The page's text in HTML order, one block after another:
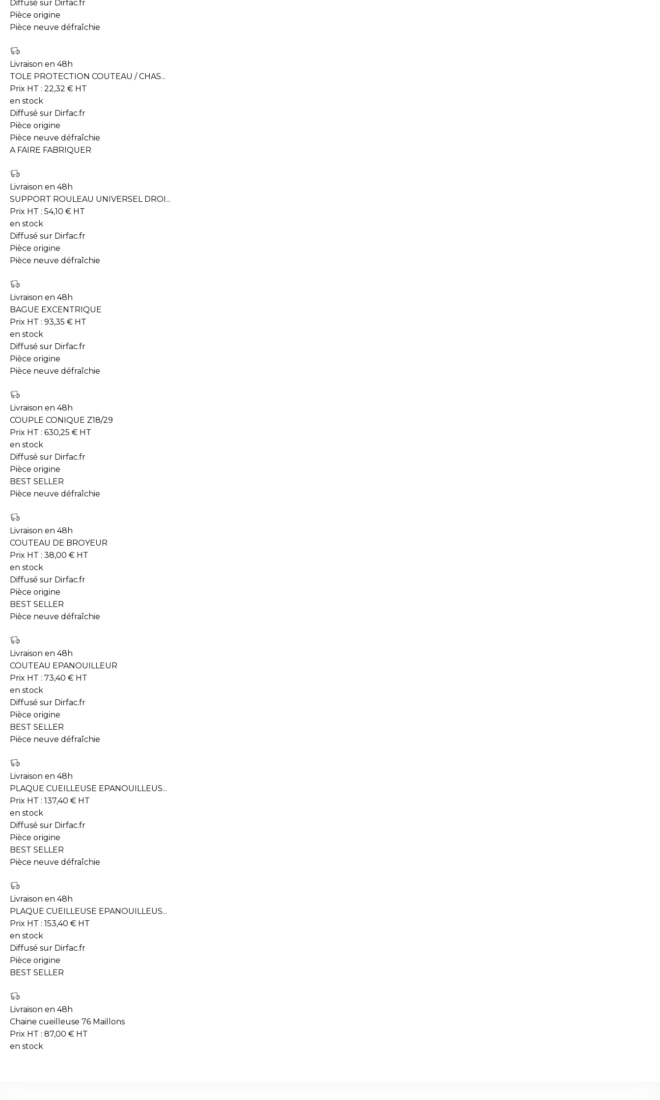
Diffusé sur Dirfac.fr
Pièce origine
Pièce neuve défraîchie
Livraison en 48h
TOLE PROTECTION COUTEAU / CHAS...
Prix HT : 22,32 € HT
en stock
Diffusé sur Dirfac.fr
Pièce origine
Pièce neuve défraîchie
A FAIRE FABRIQUER
Livraison en 48h
SUPPORT ROULEAU UNIVERSEL DROI...
Prix HT : 54,10 € HT
en stock
Diffusé sur Dirfac.fr
Pièce origine
Pièce neuve défraîchie
Livraison en 48h
BAGUE EXCENTRIQUE
Prix HT : 93,35 € HT
en stock
Diffusé sur Dirfac.fr
Pièce origine
Pièce neuve défraîchie
Livraison en 48h
COUPLE CONIQUE Z18/29
Prix HT : 630,25 € HT
en stock
Diffusé sur Dirfac.fr
Pièce origine
BEST SELLER
Pièce neuve défraîchie
Livraison en 48h
COUTEAU DE BROYEUR
Prix HT : 38,00 € HT
en stock
Diffusé sur Dirfac.fr
Pièce origine
BEST SELLER
Pièce neuve défraîchie
Livraison en 48h
COUTEAU EPANOUILLEUR
Prix HT : 73,40 € HT
en stock
Diffusé sur Dirfac.fr
Pièce origine
BEST SELLER
Pièce neuve défraîchie
Livraison en 48h
PLAQUE CUEILLEUSE EPANOUILLEUS...
Prix HT : 137,40 € HT
en stock
Diffusé sur Dirfac.fr
Pièce origine
BEST SELLER
Pièce neuve défraîchie
Livraison en 48h
PLAQUE CUEILLEUSE EPANOUILLEUS...
Prix HT : 153,40 € HT
en stock
Diffusé sur Dirfac.fr
Pièce origine
BEST SELLER
Livraison en 48h
Chaine cueilleuse 76 Maillons
Prix HT : 87,00 € HT
en stock